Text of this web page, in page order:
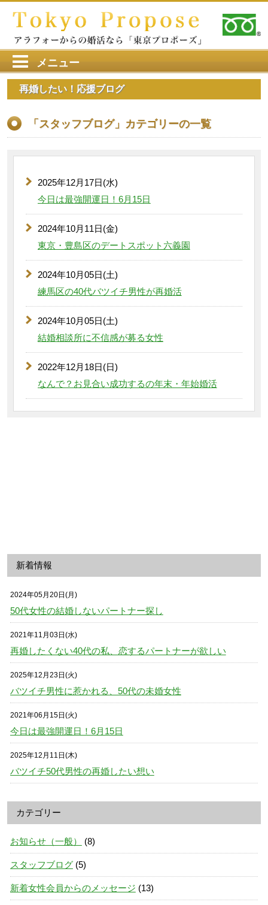
メニュー
再婚したい！応援ブログ
「スタッフブログ」カテゴリーの一覧
2025年12月17日(水)
今日は最強開運日！6月15日
2024年10月11日(金)
東京・豊島区のデートスポット六義園
2024年10月05日(土)
練馬区の40代バツイチ男性が再婚活
2024年10月05日(土)
結婚相談所に不信感が募る女性
2022年12月18日(日)
なんで？お見合い成功するの年末・年始婚活
新着情報
2024年05月20日(月)
50代女性の結婚しないパートナー探し
2021年11月03日(水)
再婚したくない40代の私、恋するパートナーが欲しい
2025年12月23日(火)
バツイチ男性に惹かれる、50代の未婚女性
2021年06月15日(火)
今日は最強開運日！6月15日
2025年12月11日(木)
バツイチ50代男性の再婚したい想い
カテゴリー
お知らせ（一般） (8)
スタッフブログ(5)
新着女性会員からのメッセージ (13)